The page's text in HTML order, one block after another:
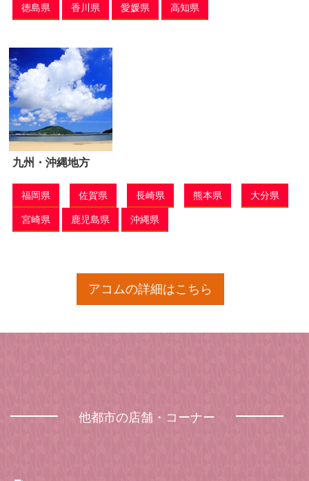
徳島県 香川県 愛媛県 高知県
九州・沖縄地方
福岡県 佐賀県 長崎県 熊本県
大分県
宮崎県
鹿児島県 沖縄県
アコムの詳細はこちら
他都市の店舗・コーナー